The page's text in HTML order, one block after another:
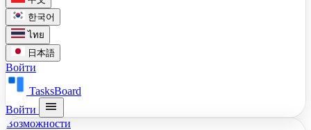
한국어
ไทย
日本語
Войти
TasksBoard
Войти
menu
Возможности